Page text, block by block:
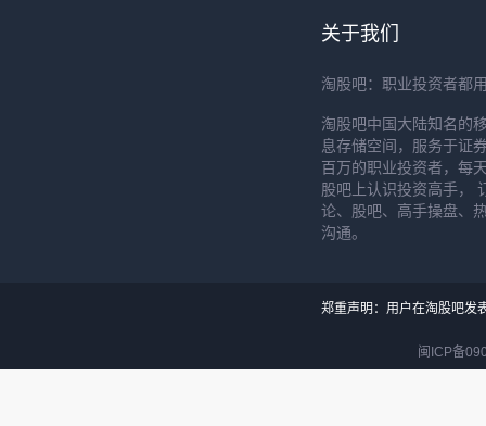
关于我们
淘股吧：职业投资者都
淘股吧中国大陆知名的
息存储空间，服务于证
百万的职业投资者，每
股吧上认识投资高手，
论、股吧、高手操盘、
沟通。
郑重声明：用户在淘股吧发
闽ICP备